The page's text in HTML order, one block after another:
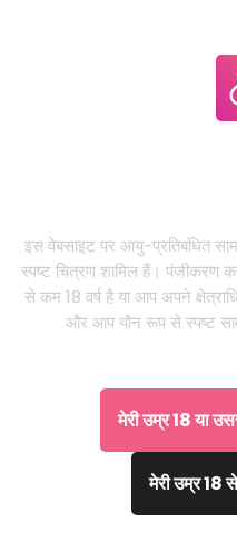
इस वेबसाइट पर आयु-प्रतिबंधित
स्पष्ट चित्रण शामिल हैं।
से कम 18 वर्ष है या आप अपने
और आप यौन रूप से स्पष्ट
मेरी उम्र 18 या
मेरी उम्र 18